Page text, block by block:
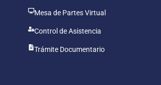
Mesa de Partes Virtual
Control de Asistencia
Trámite Documentario